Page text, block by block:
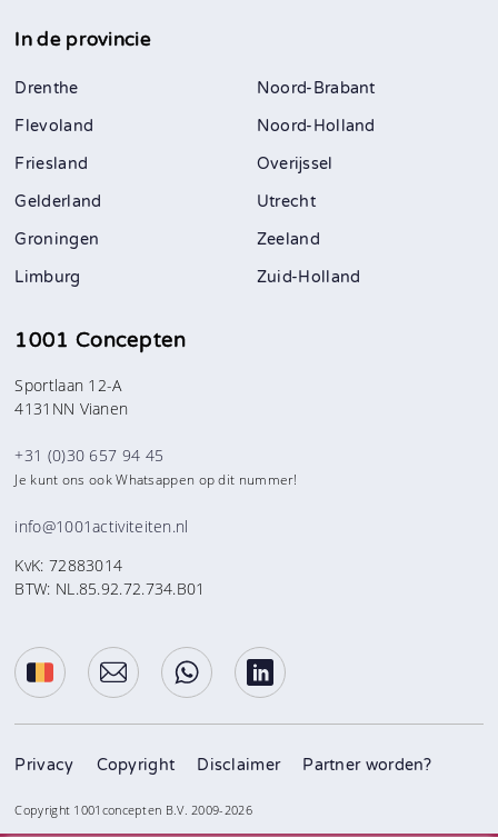
In de provincie
Drenthe
Flevoland
Friesland
Gelderland
Groningen
Limburg
Noord-Brabant
Noord-Holland
Overijssel
Utrecht
Zeeland
Zuid-Holland
1001 Concepten
Sportlaan 12-A
4131NN Vianen
+31 (0)30 657 94 45
Je kunt ons ook Whatsappen op dit nummer!
info@1001activiteiten.nl
KvK: 72883014
BTW: NL.85.92.72.734.B01
Copyright 1001concepten B.V. 2009-2026
Privacy Copyright Disclaimer Partner worden?